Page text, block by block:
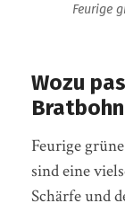
Feurige
Wozu
Feurige
sind eine
Schärfe und